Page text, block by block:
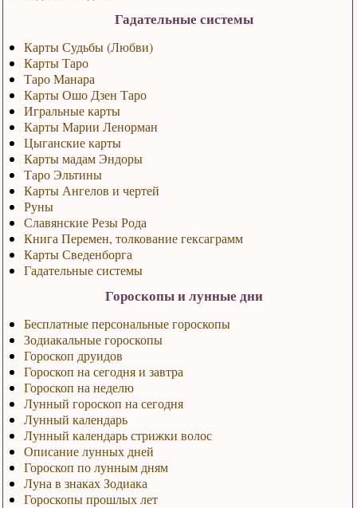
Гадательные системы
Карты Судьбы (Любви)
Карты Таро
Таро Манара
Карты Ошо Дзен Таро
Игральные карты
Карты Марии Ленорман
Цыганские карты
Карты мадам Эндоры
Таро Эльтины
Карты Ангелов и чертей
Руны
Славянские Резы Рода
Книга Перемен, толкование гексаграмм
Карты Сведенборга
Гадательные системы
Гороскопы и лунные дни
Бесплатные персональные гороскопы
Зодиакальные гороскопы
Гороскоп друидов
Гороскоп на сегодня и завтра
Гороскоп на неделю
Лунный гороскоп на сегодня
Лунный календарь
Лунный календарь стрижки волос
Описание лунных дней
Гороскоп по лунным дням
Луна в знаках Зодиака
Гороскопы прошлых лет